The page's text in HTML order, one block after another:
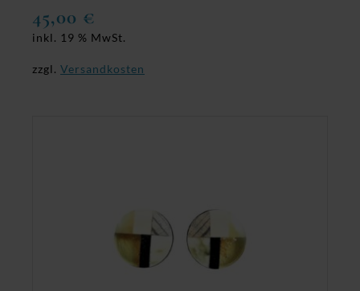
45,00 €
inkl. 19 % MwSt.
zzgl. Versandkosten